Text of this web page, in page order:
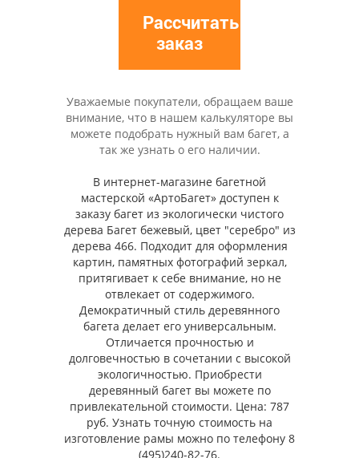
Рассчитать
заказ
Уважаемые покупатели, обращаем ваше
внимание, что в нашем калькуляторе вы
можете подобрать нужный вам багет, а
так же узнать о его наличии.
В интернет-магазине багетной
мастерской «АртоБагет» доступен к
заказу багет из экологически чистого
дерева Багет бежевый, цвет "серебро" из
дерева 466. Подходит для оформления
картин, памятных фотографий зеркал,
притягивает к себе внимание, но не
отвлекает от содержимого.
Демократичный стиль деревянного
багета делает его универсальным.
Отличается прочностью и
долговечностью в сочетании с высокой
экологичностью. Приобрести
деревянный багет вы можете по
привлекательной стоимости. Цена: 787
руб. Узнать точную стоимость на
изготовление рамы можно по телефону 8
(495)240-82-76.